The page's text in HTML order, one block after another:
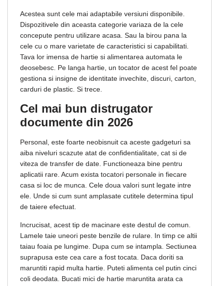
Acestea sunt cele mai adaptabile versiuni disponibile.
Dispozitivele din aceasta categorie variaza de la cele
concepute pentru utilizare acasa. Sau la birou pana la
cele cu o mare varietate de caracteristici si capabilitati.
Tava lor imensa de hartie si alimentarea automata le
deosebesc. Pe langa hartie, un tocator de acest fel poate
gestiona si insigne de identitate invechite, discuri, carton,
carduri de plastic. Si trece.
Cel mai bun distrugator
documente din 2026
Personal, este foarte neobisnuit ca aceste gadgeturi sa
aiba niveluri scazute atat de confidentialitate, cat si de
viteza de transfer de date. Functioneaza bine pentru
aplicatii rare. Acum exista tocatori personale in fiecare
casa si loc de munca. Cele doua valori sunt legate intre
ele. Unde si cum sunt amplasate cutitele determina tipul
de taiere efectuat.
Incrucisat, acest tip de macinare este destul de comun.
Lamele taie uneori peste benzile de rulare. In timp ce altii
taiau foaia pe lungime. Dupa cum se intampla. Sectiunea
suprapusa este cea care a fost tocata. Daca doriti sa
maruntiti rapid multa hartie. Puteti alimenta cel putin cinci
coli deodata. Bucati mici de hartie maruntita arata ca